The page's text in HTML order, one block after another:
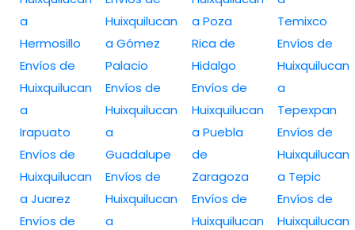
a
Hermosillo
Envíos de
Huixquilucan
a
Irapuato
Envíos de
Huixquilucan
a Juarez
Envíos de
Huixquilucan
a Gómez
Palacio
Envíos de
Huixquilucan
a
Guadalupe
Envíos de
Huixquilucan
a
a Poza
Rica de
Hidalgo
Envíos de
Huixquilucan
a Puebla
de
Zaragoza
Envíos de
Huixquilucan
Temixco
Envíos de
Huixquilucan
a
Tepexpan
Envíos de
Huixquilucan
a Tepic
Envíos de
Huixquilucan